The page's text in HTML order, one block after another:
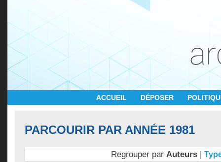
ACCUEIL DÉPOSER
PARCOURIR PAR ANNÉE 1981
Regrouper par Auteurs|